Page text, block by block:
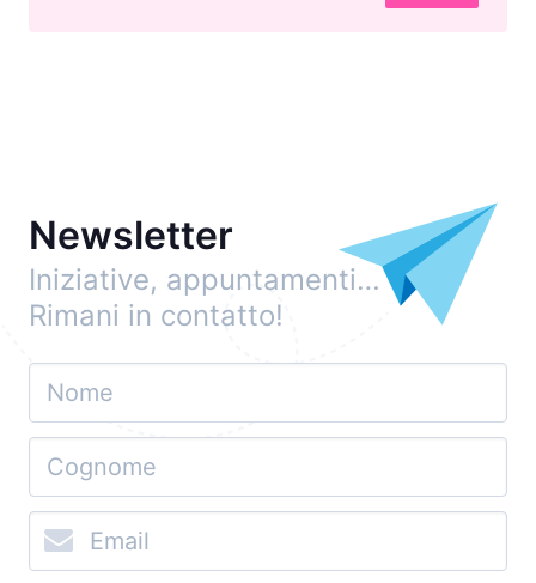
Newsletter
Iniziative, appuntamenti…
Rimani in contatto!